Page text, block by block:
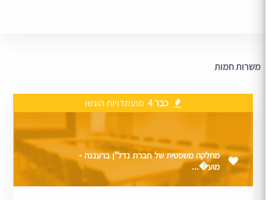
משרות חמות
כבר 4 מועמדויות הוגשו
מחלקה משפטית של חברת נדל"ן ברעננה -
מוע�...